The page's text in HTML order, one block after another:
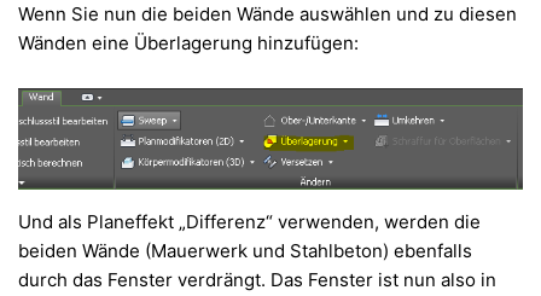
Wenn Sie nun die beiden Wände auswählen und zu diesen
Wänden eine Überlagerung hinzufügen:
Und als Planeffekt „Differenz“ verwenden, werden die
beiden Wände (Mauerwerk und Stahlbeton) ebenfalls
durch das Fenster verdrängt. Das Fenster ist nun also in